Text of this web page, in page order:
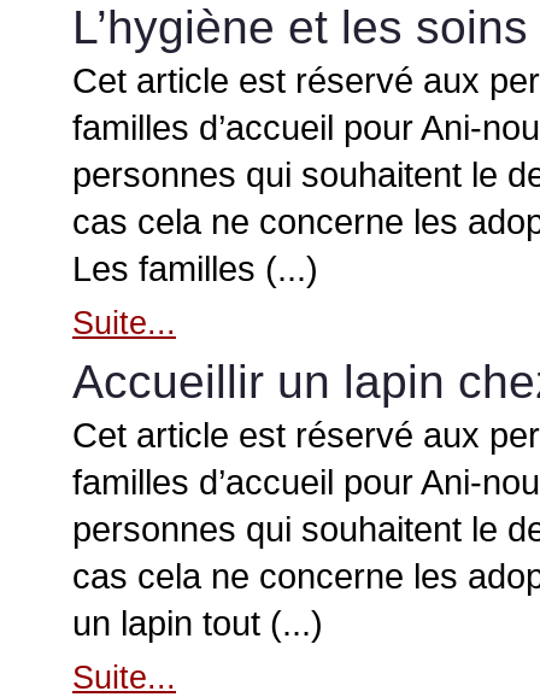
L’hygiène et les
Cet article est réservé aux
familles d’accueil pour Ani-
personnes qui souhaitent le
cas cela ne concerne les
Les familles (...)
Suite...
Accueillir un lapin
Cet article est réservé aux
familles d’accueil pour Ani-
personnes qui souhaitent le
cas cela ne concerne les
un lapin tout (...)
Suite...